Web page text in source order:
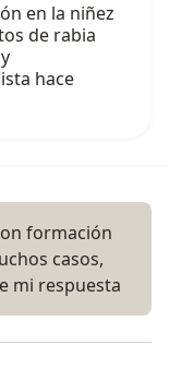
en la niñez
de rabia
hace
formación
casos,
mi respuesta